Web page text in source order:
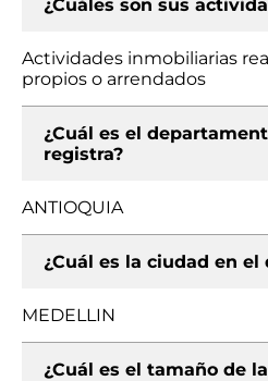
¿Cuáles son sus
Actividades inmobiliarias
propios o arrendados
¿Cuál es el
registra?
ANTIOQUIA
¿Cuál es la ciudad en el
MEDELLIN
¿Cuál es el tamaño de